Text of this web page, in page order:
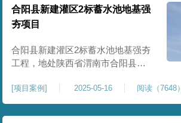
基，消除采空地质风险，提升场地
整体稳定性与承载力，彻底改善地
块建设条件，实现矿区地质灾害治
理与土地安全利用。
合阳县新建灌区2标蓄水池地基强
夯项目
合阳县新建灌区2标蓄水池地基强夯
工程，地处陕西省渭南市合阳县，
的关键前置工程，主要服务于片区
农业灌溉蓄水配套建设，为后续蓄
水池主体施工筑牢地基基础，保障
[项目案例] 2025-05-16 阅读（7648）